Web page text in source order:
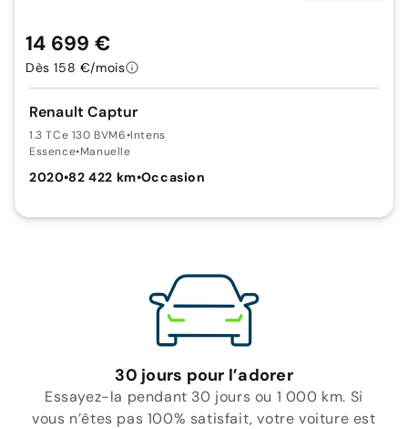
Renault Captur
1.3 TCe 130 BVM6•Intens
Essence•Manuelle
2020•82 422 km•Occasion
14 699 €
Dès 158 €/mois
30 jours pour l’adorer
Essayez-la pendant 30 jours ou 1 000 km. Si
vous n’êtes pas 100% satisfait, votre voiture est